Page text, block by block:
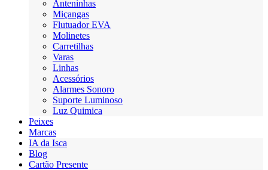
Anteninhas
Miçangas
Flutuador EVA
Molinetes
Carretilhas
Varas
Linhas
Acessórios
Alarmes Sonoro
Suporte Luminoso
Luz Quimica
Peixes
Marcas
IA da Isca
Blog
Cartão Presente